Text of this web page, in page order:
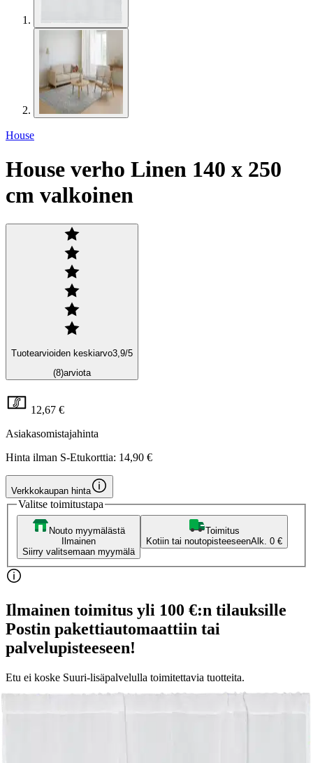
House
House verho Linen 140 x 250
cm valkoinen
Tuotearvioiden keskiarvo3,9/5
(8)arviota
12,67 €
Asiakasomistajahinta
Hinta ilman S-Etukorttia: 14,90 €
Verkkokaupan hinta
Valitse toimitustapa
Nouto myymälästä
Ilmainen
Siirry valitsemaan myymälä
Toimitus
Kotiin tai noutopisteeseenAlk. 0 €
Ilmainen toimitus yli 100 €:n tilauksille
Postin pakettiautomaattiin tai
palvelupisteeseen!
Etu ei koske Suuri‑lisäpalvelulla toimitettavia tuotteita.